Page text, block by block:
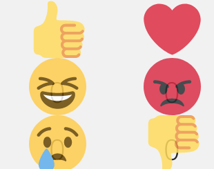
Палец
вверх!
0
Лайк!
0
Дикий
смех!
0
Агрессия!
0
Грусть :(
Палец
вниз!